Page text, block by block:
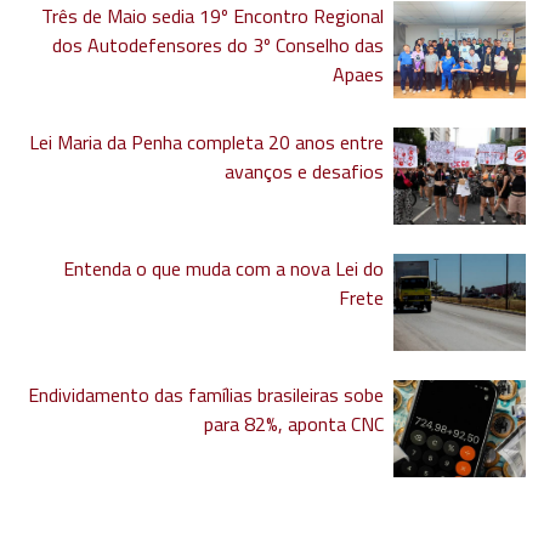
Três de Maio sedia 19º Encontro Regional
dos Autodefensores do 3º Conselho das
Apaes
Lei Maria da Penha completa 20 anos entre
avanços e desafios
Entenda o que muda com a nova Lei do
Frete
Endividamento das famílias brasileiras sobe
para 82%, aponta CNC